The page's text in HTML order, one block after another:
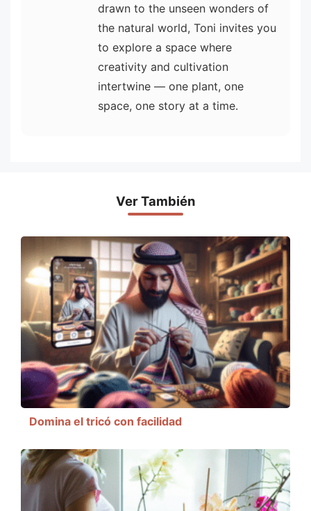
drawn to the unseen wonders of
the natural world, Toni invites you
to explore a space where
creativity and cultivation
intertwine — one plant, one
space, one story at a time.
Ver También
Domina el tricó con facilidad